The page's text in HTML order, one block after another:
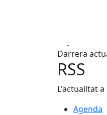
Darrera
RSS
L'actualitat a
Agenda